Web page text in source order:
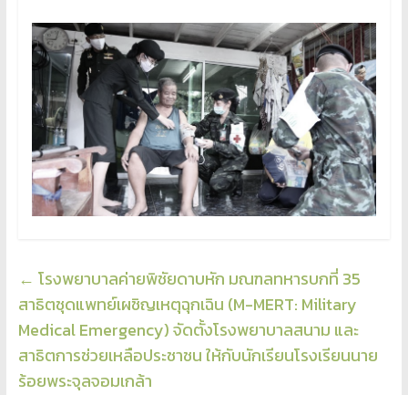
← โรงพยาบาลค่ายพิชัยดาบหัก มณฑลทหารบกที่ 35
สาธิตชุดแพทย์เผชิญเหตุฉุกเฉิน (M-MERT: Military
Medical Emergency) จัดตั้งโรงพยาบาลสนาม และ
สาธิตการช่วยเหลือประชาชน ให้กับนักเรียนโรงเรียนนาย
ร้อยพระจุลจอมเกล้า